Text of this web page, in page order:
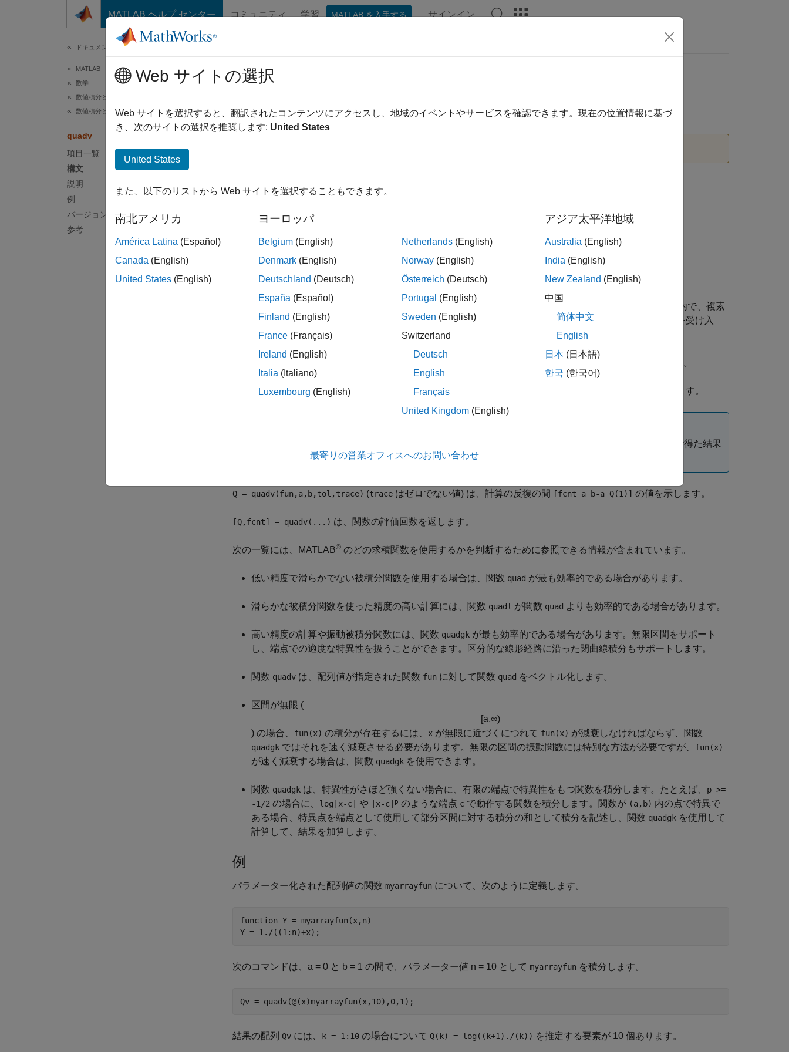
コンテンツへスキップ
MATLAB ヘルプ センター コミュニティ 学習 MATLAB を入手する サインイン
ドキュメンテーションのホーム
MATLAB
数学
数値積分と微分方程式
数値積分と微分
quadv
項目一覧
構文
説明
例
バージョン履歴
参考
quadv
(非推奨) ベクトル化された求積法
構文
Q = quadv(fun,a,b,tol)
Q = quadv(fun,a,b,tol,trace)
説明
は、 の区間で、再帰的な適応 Simpson 求積法を使用して、誤差
の範囲内で、複素
配列値の関数 funの積分を近似します。 funは、関数ハンドルです。関数 Y = fun(x)は、スカラー引数
を受け入
での積分値を含む、結果の配列 を返します。 の範囲は、有限でなければなりません。
関数のパラメーター化 に追加パラメーターを指定する方法が説明されています。
Q = quadv(fun,a,b,tol)は、既定の設定の1.e-6の代わりに、すべての積分に絶対許容誤差 を使用します。
で得た結果
の各要素と等しくありません。
Q = quadv(fun,a,b,tol,trace) (trace はゼロでない値) は、計算の反復の間 [fcnt a b-a Q(1)] の値を示します。
[Q,fcnt] = quadv(...) は、関数の評価回数を返します。
次の一覧には、MATLAB® のどの求積関数を使用するかを判断するために参照できる情報が含まれています。
低い精度で滑らかでない被積分関数を使用する場合は、関数 quad が最も効率的である場合があります。
滑らかな被積分関数を使った精度の高い計算には、関数 quadl が関数 quad よりも効率的である場合があります。
高い精度の計算や振動被積分関数には、関数 quadgk が最も効率的である場合があります。無限区間をサポート
し、端点での適度な特異性を扱うことができます。区分的な線形経路に沿った閉曲線積分もサポートします。
関数 quadv は、配列値が指定された関数 fun に対して関数 quad をベクトル化します。
区間が無限 (
[a,∞)
) の場合、 fun(x) の積分が存在するには、 x が無限に近づくにつれて fun(x) が減衰しなければならず、関数
quadgk ではそれを速く減衰させる必要があります。無限の区間の振動関数には特別な方法が必要ですが、 fun(x)
が速く減衰する場合は、関数 quadgk を使用できます。
関数 quadgk は、特異性がさほど強くない場合に、有限の端点で特異性をもつ関数を積分します。たとえば、 p >=
-1/2 の場合に、 log|x-c| や |x-c| p のような端点 c で動作する関数を積分します。関数が (a,b) 内の点で特異で
ある場合、特異点を端点として使用して部分区間に対する積分の和として積分を記述し、関数 quadgk を使用して
計算して、結果を加算します。
例
パラメーター化された配列値の関数 myarrayfun について、次のように定義します。
function Y = myarrayfun(x,n)
Y = 1./((1:n)+x);
次のコマンドは、a = 0 と b = 1 の間で、パラメーター値 n = 10 として myarrayfun を積分します。
Qv = quadv(@(x)myarrayfun(x,10),0,1);
結果の配列 Qv には、 k = 1:10 の場合について Q(k) = log((k+1)./(k)) を推定する要素が 10 個あります。
Web サイトの選択
Web サイトを選択すると、翻訳されたコンテンツにアクセスし、地域のイベントやサービスを確認できます。現在の位置情報に基づ
き、次のサイトの選択を推奨します: United States
United States
また、以下のリストから Web サイトを選択することもできます。
南北アメリカ
América Latina (Español)
Canada (English)
United States (English)
ヨーロッパ
Belgium (English)
Denmark (English)
Deutschland (Deutsch)
España (Español)
Finland (English)
France (Français)
Ireland (English)
Italia (Italiano)
Luxembourg (English)
Netherlands (English)
Norway (English)
Österreich (Deutsch)
Portugal (English)
Sweden (English)
Switzerland
Deutsch
English
Français
United Kingdom (English)
アジア太平洋地域
Australia (English)
India (English)
New Zealand (English)
中国
简体中文
English
日本 (日本語)
한국 (한국어)
最寄りの営業オフィスへのお問い合わせ